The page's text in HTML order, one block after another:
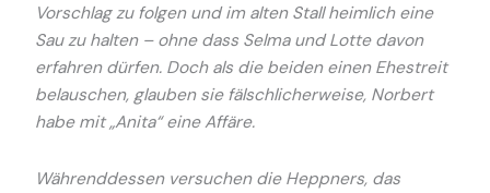
Vorschlag zu folgen und im alten Stall heimlich eine
Sau zu halten – ohne dass Selma und Lotte davon
erfahren dürfen. Doch als die beiden einen Ehestreit
belauschen, glauben sie fälschlicherweise, Norbert
habe mit „Anita“ eine Affäre.
Währenddessen versuchen die Heppners, das